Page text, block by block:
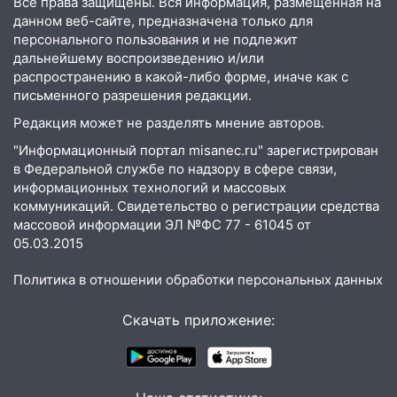
из Европы и потерял 760 тысяч рублей
12:20 В Чердаклинском районе
столкнулись «Лада» и Chevrolet:
пострадал 14-летний подросток
12:00
Где есть бензин в Ульяновске 7
августа: список АЗС
11:50 Заснул рядом с ребёнком и
случайно задушил его: суд вынес
приговор
11:38 В Ленинском районе пожар
сарай
В Госдуме предложили отменить
В Ульяновске ИИ будет выявлять
данном веб-сайте, предназначена только для
персонального пользования и не подлежит
дальнейшему воспроизведению и/или
распространению в какой-либо форме, иначе как с
письменного разрешения редакции.
Редакция может не разделять мнение авторов.
"Информационный портал misanec.ru" зарегистрирован
в Федеральной службе по надзору в сфере связи,
информационных технологий и массовых
коммуникаций. Свидетельство о регистрации средства
массовой информации ЭЛ №ФС 77 - 61045 от
05.03.2015
Политика в отношении обработки персональных данных
Скачать приложение: